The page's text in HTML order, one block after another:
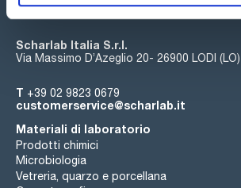
Iscriviti alla Newsletter
Scharlab Italia S.r.l.
Via Massimo D’Azeglio 20- 26900 LODI (LO)
T +39 02 9823 0679
customerservice@scharlab.it
Materiali di laboratorio
Prodotti chimici
Microbiologia
Vetreria, quarzo e porcellana